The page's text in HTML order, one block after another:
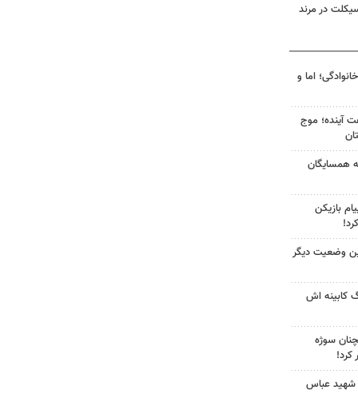
در مرند
اما و
کشور در ۷۲ ساعت آینده؛ موج
همسایگان
بازیکن
وضعیت دیگر
کابینه اش
سوژه
کرد!
شهید عباس